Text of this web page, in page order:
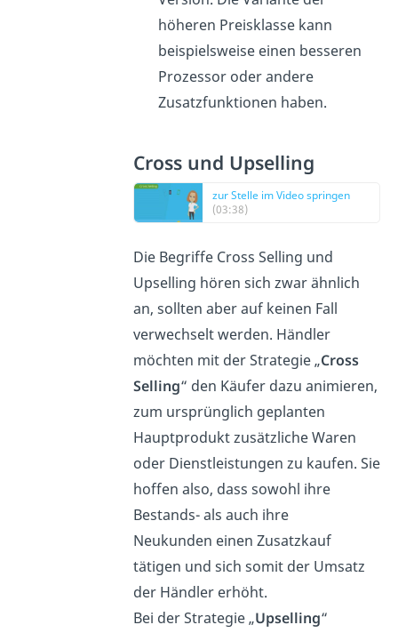
höheren Preisklasse kann
beispielsweise einen besseren
Prozessor oder andere
Zusatzfunktionen haben.
Cross und Upselling
zur Stelle im Video springen
(03:38)
Die Begriffe Cross Selling und
Upselling hören sich zwar ähnlich
an, sollten aber auf keinen Fall
verwechselt werden. Händler
möchten mit der Strategie „Cross
Selling“ den Käufer dazu animieren,
zum ursprünglich geplanten
Hauptprodukt zusätzliche Waren
oder Dienstleistungen zu kaufen. Sie
hoffen also, dass sowohl ihre
Bestands- als auch ihre
Neukunden einen Zusatzkauf
tätigen und sich somit der Umsatz
der Händler erhöht.
Bei der Strategie „Upselling“